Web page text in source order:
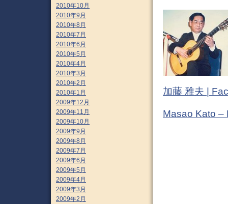
加藤 雅夫 |
Masao Kato –
2010年10月
2010年9月
2010年8月
2010年7月
2010年6月
2010年5月
2010年4月
2010年3月
2010年2月
2010年1月
2009年12月
2009年11月
2009年10月
2009年9月
2009年8月
2009年7月
2009年6月
2009年5月
2009年4月
2009年3月
2009年2月